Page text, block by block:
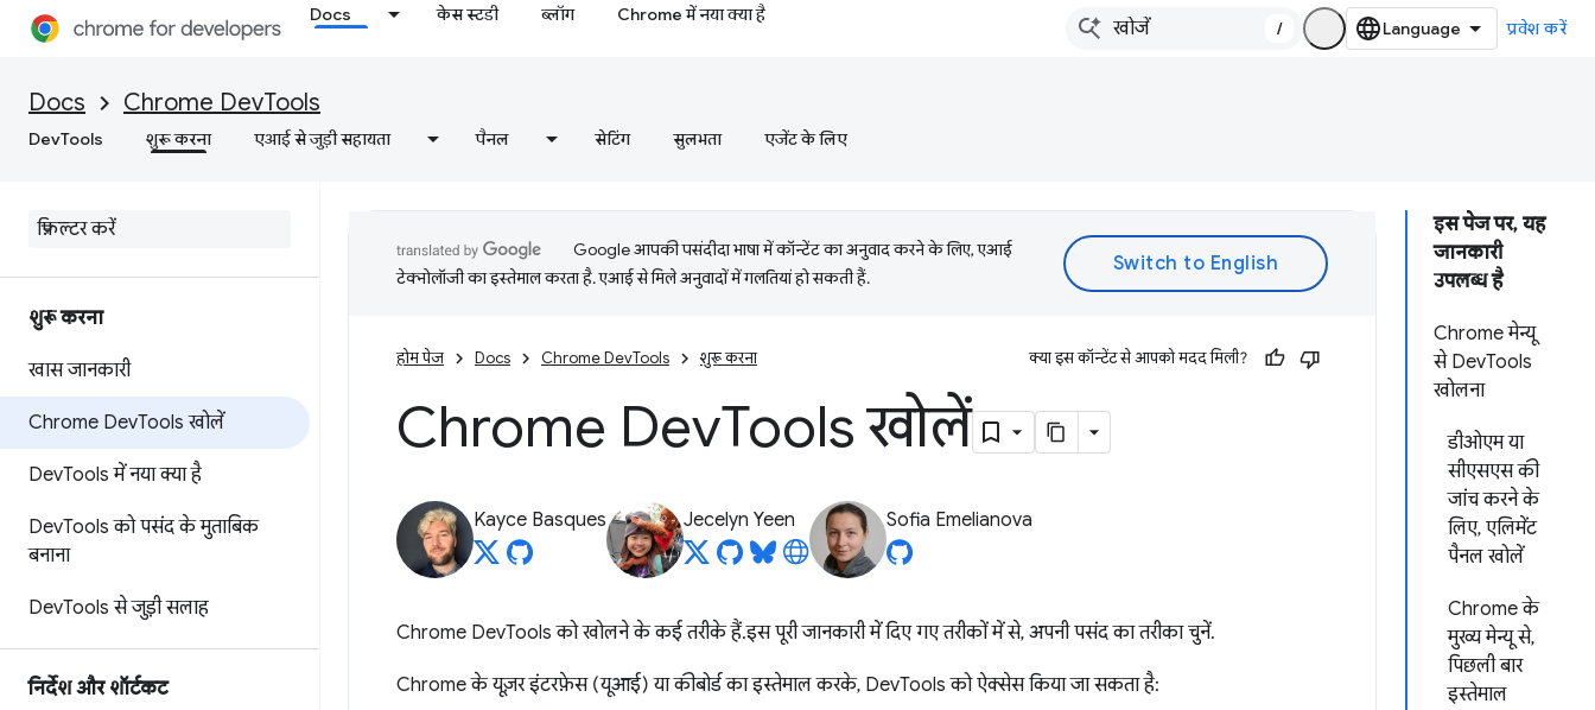
Docs केस स्टडी ब्लॉग Chrome में नया क्या है
/ प्रवेश करें
Docs Chrome DevTools
DevTools शुरू करना एआई से जुड़ी सहायता पैनल सेटिंग सुलभता एजेंट के लिए
शुरू करना
खास जानकारी
Chrome DevTools खोलें
DevTools में नया क्या है
DevTools को पसंद के मुताबिक
बनाना
DevTools से जुड़ी सलाह
निर्देश और शॉर्टकट
इस पेज पर, यह
जानकारी
उपलब्ध है
Chrome मेन्यू
से DevTools
खोलना
डीओएम या
सीएसएस की
जांच करने के
लिए, एलिमेंट
पैनल खोलें
Chrome के
मुख्य मेन्यू से,
पिछली बार
इस्तेमाल
Google आपकी पसंदीदा भाषा में कॉन्टेंट का अनुवाद करने के लिए, एआई
टेक्नोलॉजी का इस्तेमाल करता है. एआई से मिले अनुवादों में गलतियां हो सकती हैं.
होम पेज Docs Chrome DevTools शुरू करना क्या इस कॉन्टेंट से आपको मदद मिली?
Chrome DevTools खोलें
Kayce Basques Jecelyn Yeen Sofia Emelianova
Chrome DevTools को खोलने के कई तरीके हैं. इस पूरी जानकारी में दिए गए तरीकों में से, अपनी पसंद का तरीका चुनें.
Chrome के यूज़र इंटरफ़ेस (यूआई) या कीबोर्ड का इस्तेमाल करके, DevTools को ऐक्सेस किया जा सकता है: